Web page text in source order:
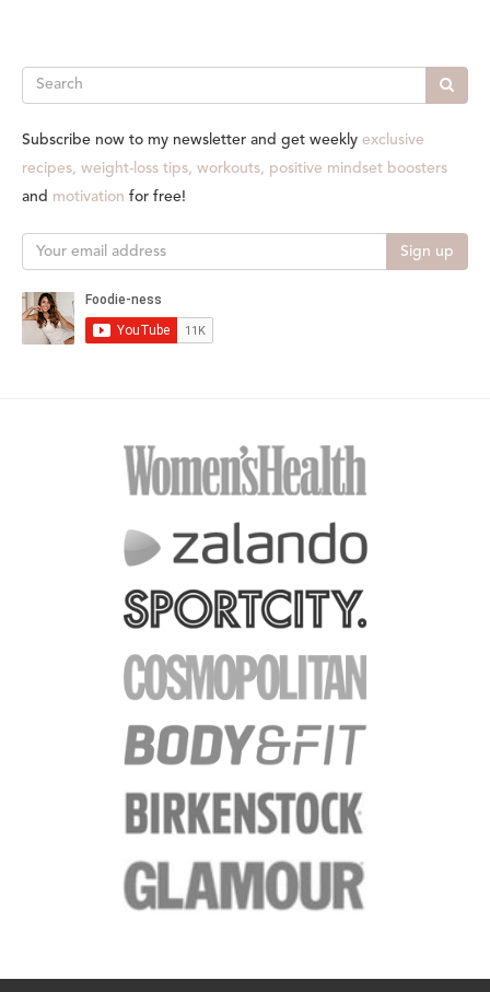
Search
Subscribe now to my newsletter and get weekly exclusive
recipes, weight-loss tips, workouts, positive mindset boosters
and motivation for free!